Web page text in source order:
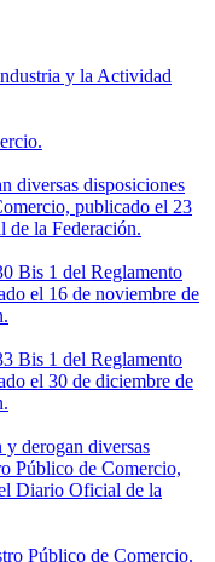
y la Actividad
diversas disposiciones
publicado el 23
de la Federación.
Bis 1 del Reglamento
el 16 de noviembre de
Bis 1 del Reglamento
el 30 de diciembre de
derogan diversas
Público de Comercio,
Diario Oficial de la
Público de Comercio.